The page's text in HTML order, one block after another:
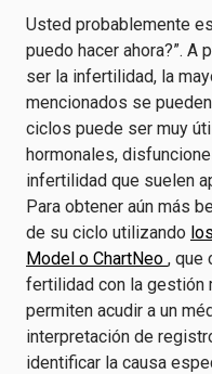
Usted probablemente
puedo hacer ahora?”. A
ser la infertilidad, la
mencionados se
ciclos puede ser muy
hormonales,
infertilidad que suelen
Para obtener aún más
de su ciclo utilizando
Model o ChartNeo , que
fertilidad con la gestión
permiten acudir a un
interpretación de
identificar la causa